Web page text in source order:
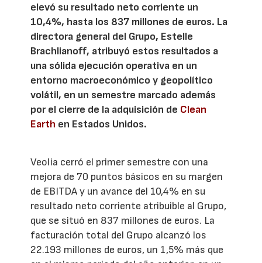
elevó su resultado neto corriente un
10,4%, hasta los 837 millones de euros. La
directora general del Grupo, Estelle
Brachlianoff, atribuyó estos resultados a
una sólida ejecución operativa en un
entorno macroeconómico y geopolítico
volátil, en un semestre marcado además
por el cierre de la adquisición de Clean
Earth en Estados Unidos.
Veolia cerró el primer semestre con una
mejora de 70 puntos básicos en su margen
de EBITDA y un avance del 10,4% en su
resultado neto corriente atribuible al Grupo,
que se situó en 837 millones de euros. La
facturación total del Grupo alcanzó los
22.193 millones de euros, un 1,5% más que